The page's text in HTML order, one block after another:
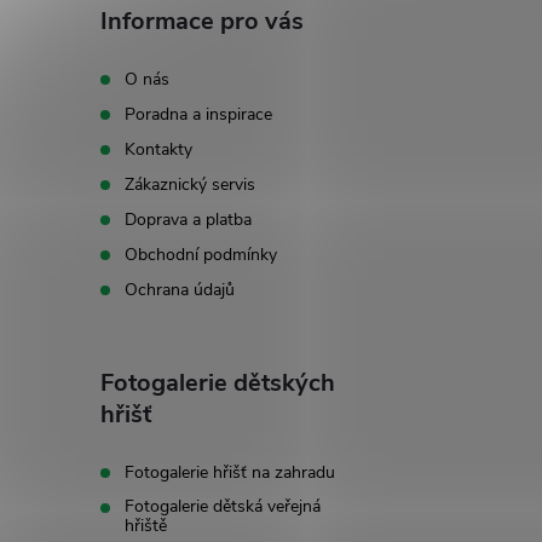
Informace pro vás
O nás
Poradna a inspirace
Kontakty
Zákaznický servis
Doprava a platba
Obchodní podmínky
Ochrana údajů
Fotogalerie dětských
hřišť
Fotogalerie hřišť na zahradu
Fotogalerie dětská veřejná
hřiště